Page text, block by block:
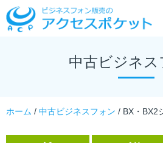
中古ビジネス
ホーム / 中古ビジネスフォン / BX・BX2